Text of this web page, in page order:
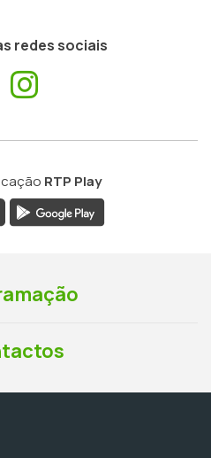
redes sociais
Facebook
RTP Play